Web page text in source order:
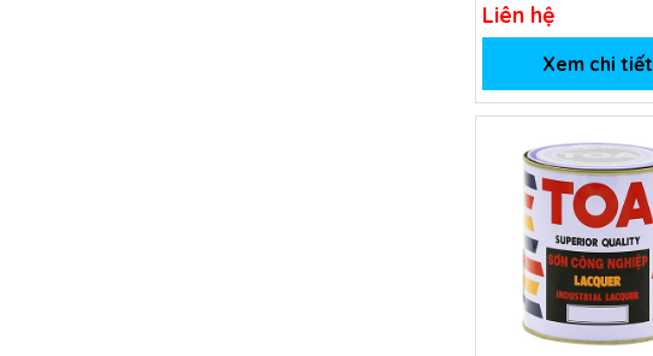
Liên hệ
Xem chi tiết